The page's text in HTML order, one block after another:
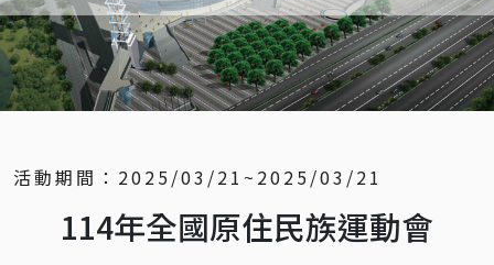
活動期間： 2025/03/21~2025/03/21
114年全國原住民族運動會